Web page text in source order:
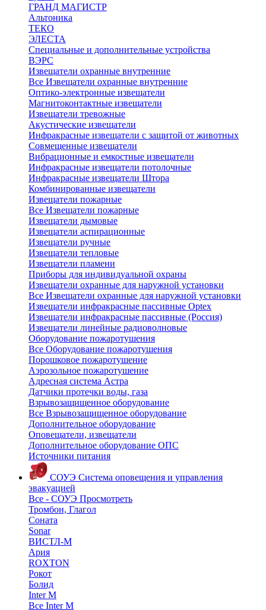
ГРАНД МАГИСТР
Альтоника
ТЕКО
ЭЛЕСТА
Специальные и дополнительные устройства
ВЭРС
Извещатели охранные внутренние
Все Извещатели охранные внутренние
Оптико-электронные извещатели
Магнитоконтактные извещатели
Извещатели тревожные
Акустические извещатели
Инфракрасные извещатели с защитой от животных
Совмещенные извещатели
Вибрационные и емкостные извещатели
Инфракрасные извещатели потолочные
Инфракрасные извещатели Штора
Комбинированные извещатели
Извещатели пожарные
Все Извещатели пожарные
Извещатели дымовые
Извещатели аспирационные
Извещатели ручные
Извещатели тепловые
Извещатели пламени
Приборы для индивидуальной охраны
Извещатели охранные для наружной установки
Все Извещатели охранные для наружной установки
Извещатели инфракрасные пассивные Optex
Извещатели инфракрасные пассивные (Россия)
Извещатели линейные радиоволновые
Оборудование пожаротушения
Все Оборудование пожаротушения
Порошковое пожаротушение
Аэрозольное пожаротушение
Адресная система Астра
Датчики протечки воды, газа
Взрывозащищенное оборудование
Все Взрывозащищенное оборудование
Дополнительное оборудование
Оповещатели, извещатели
Дополнительное оборудование ОПС
Источники питания
СОУЭ Система оповещения и управления
эвакуацией
Все - СОУЭ Просмотреть
Тромбон, Глагол
Соната
Sonar
ВИСТЛ-М
Ария
ROXTON
Рокот
Болид
Inter M
Все Inter M